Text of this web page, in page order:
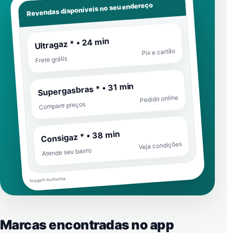
Revendas disponíveis no seu endereço
Ultragaz * • 24 min
Frete grátis
Pix e cartão
Supergasbras * • 31 min
Compare preços
Pedido online
Consigaz * • 38 min
Atende seu bairro
Veja condições
Imagem ilustrativa
Marcas encontradas no app